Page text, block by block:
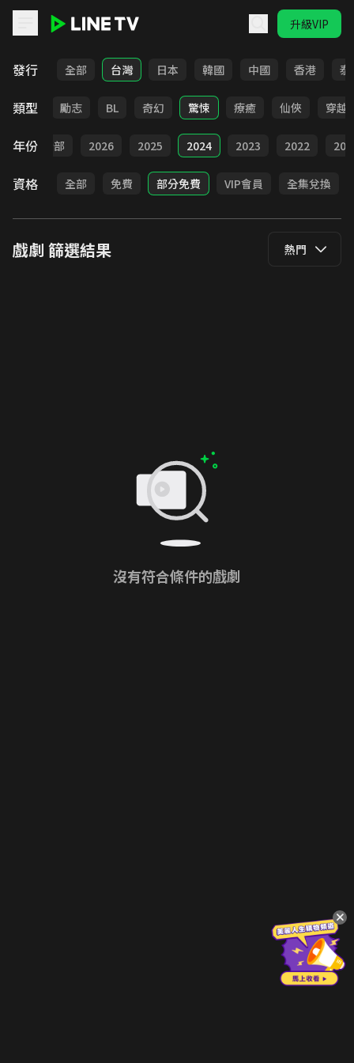
升級VIP
發行 全部 台灣 日本 韓國 中國 香港 泰
類型
喜劇 勵志 BL 奇幻 驚悚 療癒 仙俠 穿越
年份 全部 2026 2025 2024 2023 2022
資格 全部 免費 部分免費 VIP會員 全集兌換
戲劇 篩選結果 熱門
沒有符合條件的戲劇